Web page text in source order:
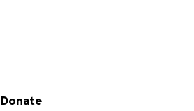
Secondary menu
Donate